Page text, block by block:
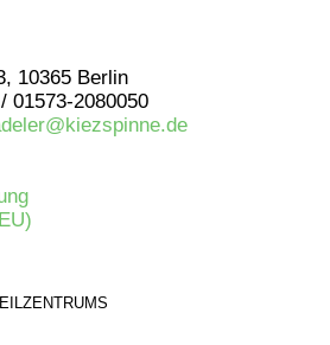
10365 Berlin
01573-2080050